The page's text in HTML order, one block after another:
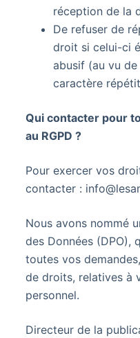
réception de la
De refuser de
droit si celui-ci
abusif (au vu
caractère
Qui contacter pour
au RGPD ?
Pour exercer vos
contacter :
Nous avons nommé
des Données (DPO),
toutes vos
de droits, relatives à
personnel.
Directeur de la